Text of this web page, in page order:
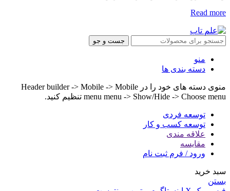
Read more
جست و جو
منو
دسته بندی ها
منوی دسته های خود را در Header builder -> Mobile -> Mobile
menu menu -> Show/Hide -> Choose menu تنظیم کنید.
توسعه فردی
توسعه کسب و کار
علاقه مندی
مقایسه
ورود / فرم ثبت نام
سبد خرید
بستن